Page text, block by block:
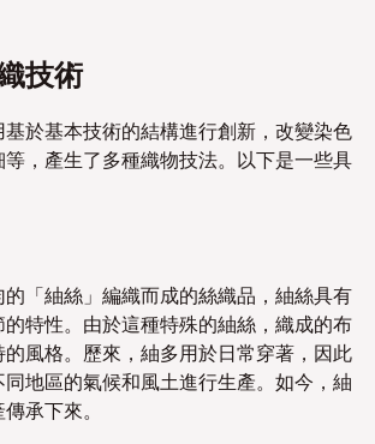
技術
於基本技術的結構進行創新，改變染色
，產生了多種織物技法。以下是一些具
「紬絲」編織而成的絲織品，紬絲具有
特性。由於這種特殊的紬絲，織成的布
風格。歷來，紬多用於日常穿著，因此
地區的氣候和風土進行生產。如今，紬
承下來。